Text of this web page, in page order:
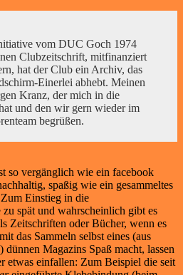
vom DUC Goch 1974
Clubzeitschrift, mitfinanziert
hat der Club ein Archiv, das
Einerlei abhebt. Meinen
Kranz, der mich in die
und den wir gern wieder im
begrüßen.
so vergänglich wie ein facebook
spaßig wie ein gesammeltes
Einstieg in die
zu spät und wahrscheinlich gibt es
Zeitschriften oder Bücher, wenn es
das Sammeln selbst eines (aus
dünnen Magazins Spaß macht, lassen
etwas einfallen: Zum Beispiel die seit